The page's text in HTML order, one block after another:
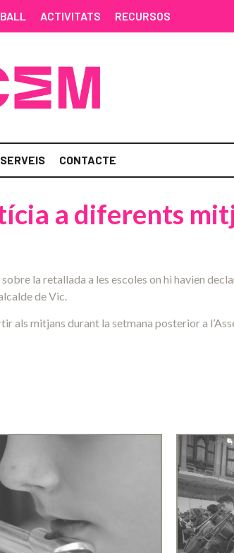
ACTIVITATS RECURSOS
SERVEIS CONTACTE
a diferents
la retallada a les escoles on hi havien
de Vic.
als mitjans durant la setmana posterior a